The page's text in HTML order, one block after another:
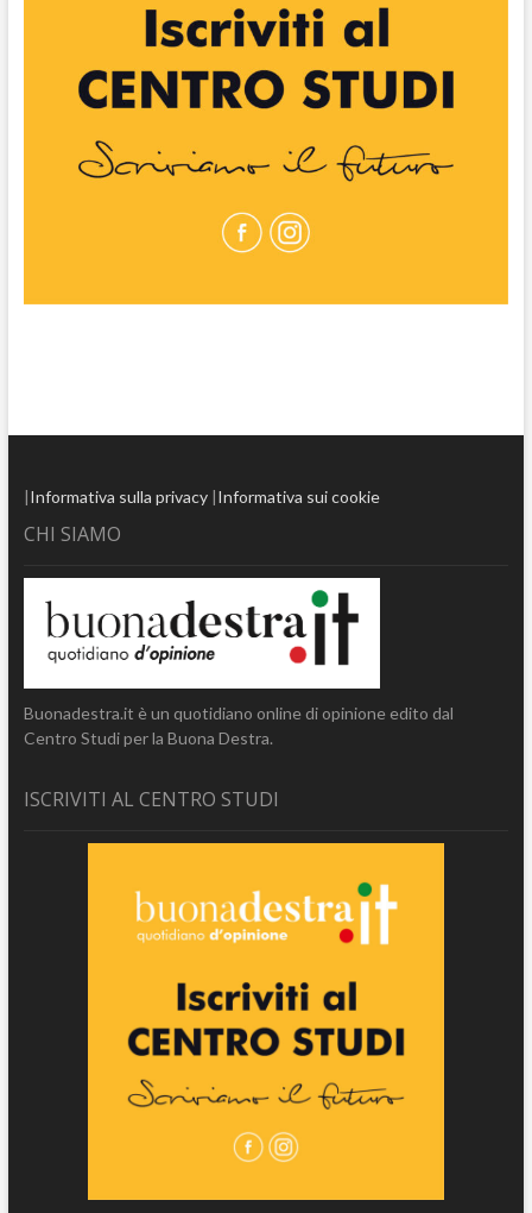
|Informativa sulla privacy|Informativa sui cookie
CHI SIAMO
Buonadestra.it è un quotidiano online di opinione edito dal
Centro Studi per la Buona Destra.
ISCRIVITI AL CENTRO STUDI